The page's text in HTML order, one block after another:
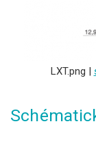
LXT.png |